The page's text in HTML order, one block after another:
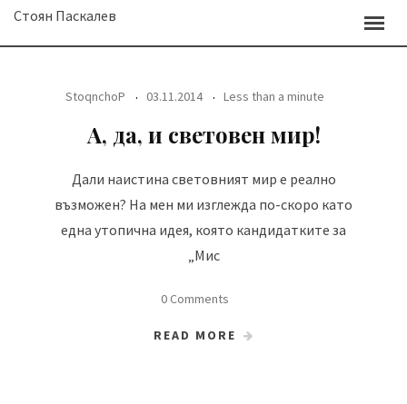
SkipСтоян Паскалев
StoqnchoP 03.11.2014 Less than a minute
А, да, и световен мир!
Дали наистина световният мир е реално
възможен? На мен ми изглежда по-скоро като
една утопична идея, която кандидатките за
„Мис
0 Comments
READ MORE